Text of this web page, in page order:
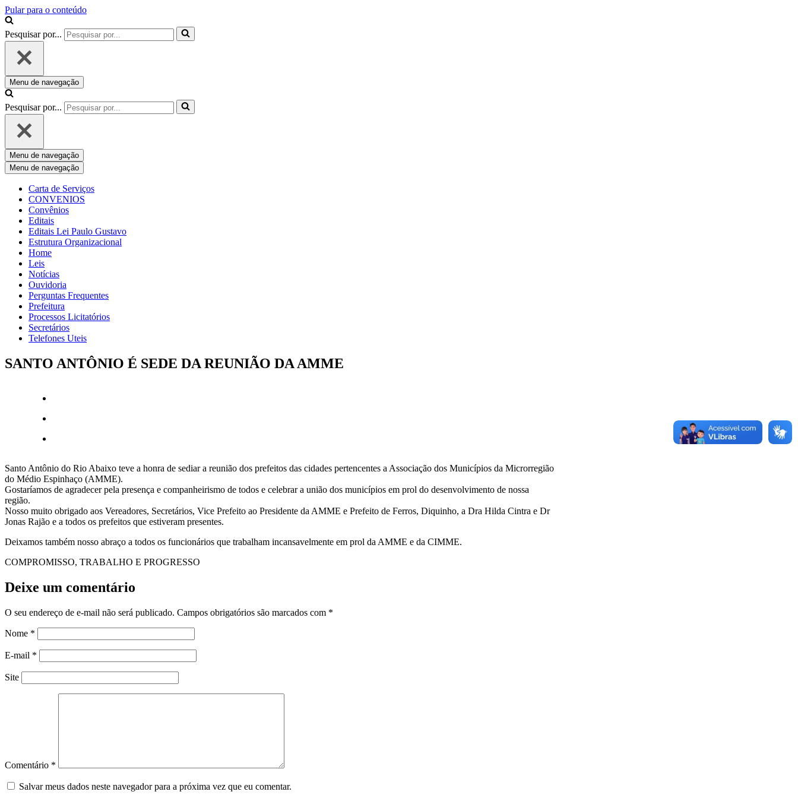
Pular para o conteúdo
Pesquisar por...
Menu de navegação
Pesquisar por...
Menu de navegação
Menu de navegação
Carta de Serviços
CONVENIOS
Convênios
Editais
Editais Lei Paulo Gustavo
Estrutura Organizacional
Home
Leis
Notícias
Ouvidoria
Perguntas Frequentes
Prefeitura
Processos Licitatórios
Secretários
Telefones Uteis
SANTO ANTÔNIO É SEDE DA REUNIÃO DA AMME
Santo Antônio do Rio Abaixo teve a honra de sediar a reunião dos prefeitos das cidades pertencentes a Associação dos Municípios da Microrregião
do Médio Espinhaço (AMME).
Gostaríamos de agradecer pela presença e companheirismo de todos e celebrar a união dos municípios em prol do desenvolvimento de nossa
região.
Nosso muito obrigado aos Vereadores, Secretários, Vice Prefeito ao Presidente da AMME e Prefeito de Ferros, Diquinho, a Dra Hilda Cintra e Dr
Jonas Rajão e a todos os prefeitos que estiveram presentes.
Deixamos também nosso abraço a todos os funcionários que trabalham incansavelmente em prol da AMME e da CIMME.
COMPROMISSO, TRABALHO E PROGRESSO
Deixe um comentário
O seu endereço de e-mail não será publicado. Campos obrigatórios são marcados com *
Nome *
E-mail *
Site
Comentário *
Salvar meus dados neste navegador para a próxima vez que eu comentar.